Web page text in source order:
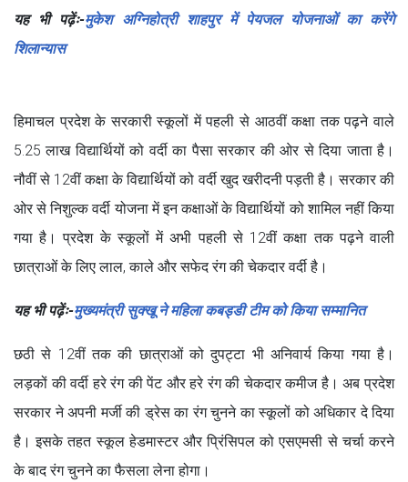
यह भी पढ़ेंः-मुकेश अग्निहोत्री शाहपुर में पेयजल योजनाओं का करेंगे
शिलान्यास
हिमाचल प्रदेश के सरकारी स्कूलों में पहली से आठवीं कक्षा तक पढ़ने वाले
5.25 लाख विद्यार्थियों को वर्दी का पैसा सरकार की ओर से दिया जाता है।
नौवीं से 12वीं कक्षा के विद्यार्थियों को वर्दी खुद खरीदनी पड़ती है। सरकार की
ओर से निशुल्क वर्दी योजना में इन कक्षाओं के विद्यार्थियों को शामिल नहीं किया
गया है। प्रदेश के स्कूलों में अभी पहली से 12वीं कक्षा तक पढ़ने वाली
छात्राओं के लिए लाल, काले और सफेद रंग की चेकदार वर्दी है।
यह भी पढ़ेंः-मुख्यमंत्री सुक्खू ने महिला कबड्डी टीम को किया सम्मानित
छठी से 12वीं तक की छात्राओं को दुपट्टा भी अनिवार्य किया गया है।
लड़कों की वर्दी हरे रंग की पेंट और हरे रंग की चेकदार कमीज है। अब प्रदेश
सरकार ने अपनी मर्जी की ड्रेस का रंग चुनने का स्कूलों को अधिकार दे दिया
है। इसके तहत स्कूल हेडमास्टर और प्रिंसिपल को एसएमसी से चर्चा करने
के बाद रंग चुनने का फैसला लेना होगा।